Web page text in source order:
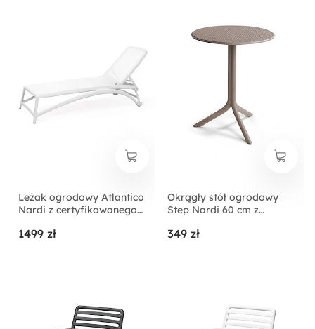
Leżak ogrodowy Atlantico
Nardi z certyfikowanego
1499 zł
Okrągły stół ogrodowy
Step Nardi 60 cm z
tworzywa brązowy
349 zł